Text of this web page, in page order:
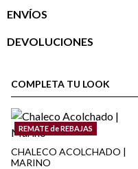
ENVÍOS
DEVOLUCIONES
cliente
COMPLETA TU LOOK
REMATE de REBAJAS
CHALECO ACOLCHADO |
MARINO